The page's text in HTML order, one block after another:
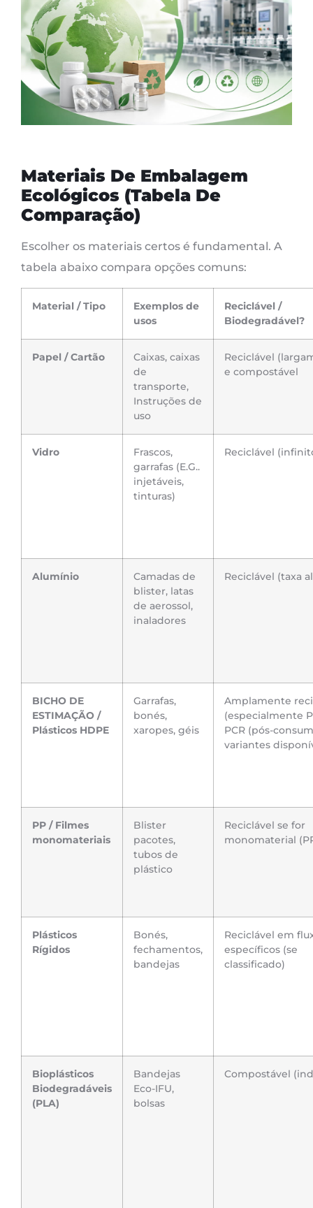
Materiais De Embalagem
Ecológicos (Tabela De
Comparação)
Escolher os materiais certos é fundamental. A
tabela abaixo compara opções comuns:
Material / Tipo
Exemplos de
usos
Reciclável /
Biodegradável?
Papel / Cartão
Caixas, caixas
de
transporte,
Instruções de
uso
Reciclável
e compostável
Vidro
Frascos,
garrafas (E.G..
injetáveis,
tinturas)
Reciclável
Alumínio
Camadas de
blister, latas
de aerossol,
inaladores
Reciclável (taxa
BICHO DE
ESTIMAÇÃO /
Plásticos HDPE
Garrafas,
bonés,
xaropes, géis
Amplamente
(especialmente
PCR (pós-
variantes
PP / Filmes
monomateriais
Blister
pacotes,
tubos de
plástico
Reciclável se for
monomaterial
Plásticos
Rígidos
Bonés,
fechamentos,
bandejas
Reciclável em
específicos (se
classificado)
Bioplásticos
Biodegradáveis
(PLA)
Bandejas
Eco-IFU,
bolsas
Compostável